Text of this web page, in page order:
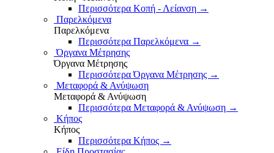
Περισσότερα Κοπή - Λείανση →
Παρελκόμενα
Παρελκόμενα
Περισσότερα Παρελκόμενα →
Όργανα Μέτρησης
Όργανα Μέτρησης
Περισσότερα Όργανα Μέτρησης →
Μεταφορά & Ανύψωση
Μεταφορά & Ανύψωση
Περισσότερα Μεταφορά & Ανύψωση →
Κήπος
Κήπος
Περισσότερα Κήπος →